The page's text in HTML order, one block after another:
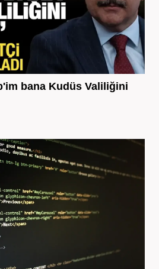
bana Kudüs Valiliğini